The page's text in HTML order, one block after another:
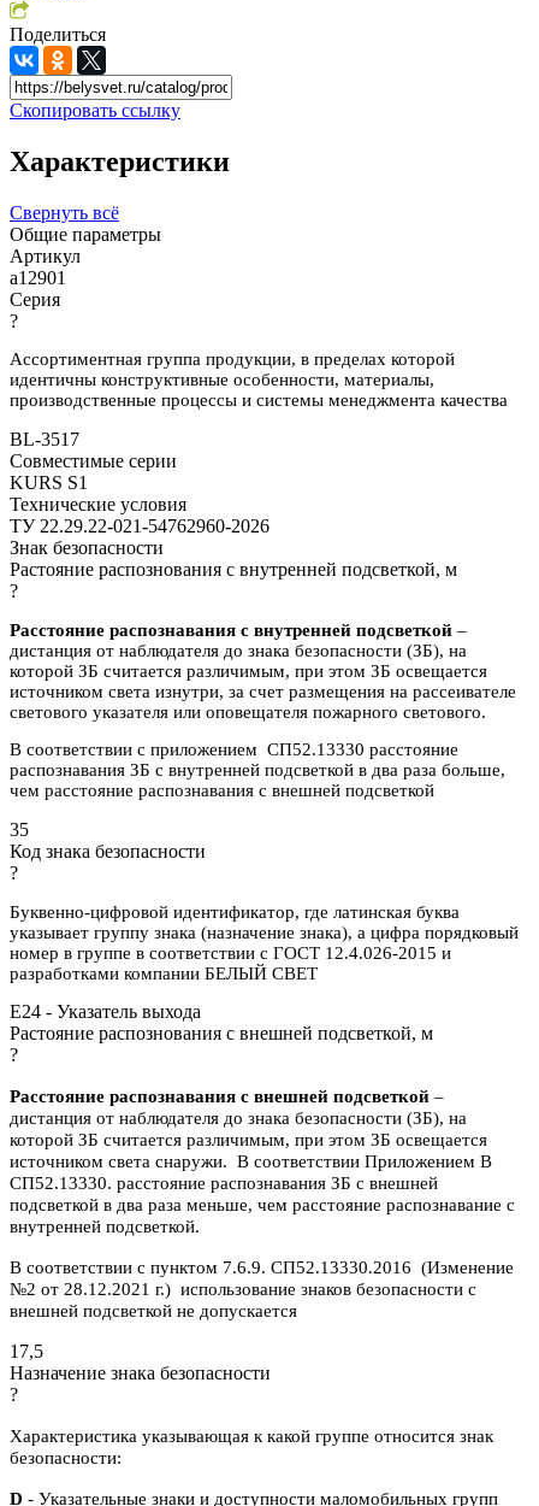
Поделиться
Скопировать ссылку
Характеристики
Свернуть всё
Общие параметры
Артикул
a12901
Серия
?
Ассортиментная группа продукции, в пределах которой
идентичны конструктивные особенности, материалы,
производственные процессы и системы менеджмента качества
BL-3517
Совместимые серии
KURS S1
Технические условия
ТУ 22.29.22-021-54762960-2026
Знак безопасности
Растояние распознования с внутренней подсветкой, м
?
Расстояние распознавания с внутренней подсветкой –
дистанция от наблюдателя до знака безопасности (ЗБ), на
которой ЗБ считается различимым, при этом ЗБ освещается
источником света изнутри, за счет размещения на рассеивателе
светового указателя или оповещателя пожарного светового.
В соответствии с приложением СП52.13330 расстояние
распознавания ЗБ с внутренней подсветкой в два раза больше,
чем расстояние распознавания с внешней подсветкой
35
Код знака безопасности
?
Буквенно-цифровой идентификатор, где латинская буква
указывает группу знака (назначение знака), а цифра порядковый
номер в группе в соответствии с ГОСТ 12.4.026-2015 и
разработками компании БЕЛЫЙ СВЕТ
E24 - Указатель выхода
Растояние распознования с внешней подсветкой, м
?
Расстояние распознавания с внешней подсветкой –
дистанция от наблюдателя до знака безопасности (ЗБ), на
которой ЗБ считается различимым, при этом ЗБ освещается
источником света снаружи. В соответствии Приложением В
СП52.13330. расстояние распознавания ЗБ с внешней
подсветкой в два раза меньше, чем расстояние распознавание с
внутренней подсветкой.
В соответствии с пунктом 7.6.9. СП52.13330.2016 (Изменение
№2 от 28.12.2021 г.) использование знаков безопасности с
внешней подсветкой не допускается
17,5
Назначение знака безопасности
?
Характеристика указывающая к какой группе относится знак
безопасности:
D - Указательные знаки и доступности маломобильных групп